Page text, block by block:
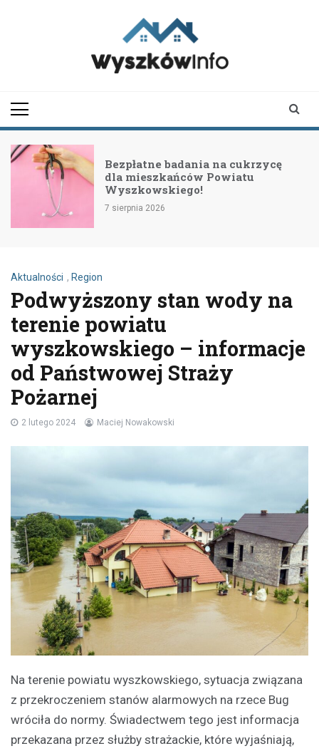
Bezpłatne badania na cukrzycę
dla mieszkańców Powiatu
Wyszkowskiego!
7 sierpnia 2026
Aktualności , Region
Podwyższony stan wody na
terenie powiatu
wyszkowskiego – informacje
od Państwowej Straży
Pożarnej
2 lutego 2024 Maciej Nowakowski
Na terenie powiatu wyszkowskiego, sytuacja związana
z przekroczeniem stanów alarmowych na rzece Bug
wróciła do normy. Świadectwem tego jest informacja
przekazana przez służby strażackie, które wyjaśniają,